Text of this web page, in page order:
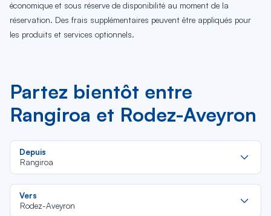
économique et sous réserve de disponibilité au moment de la
réservation. Des frais supplémentaires peuvent être appliqués pour
les produits et services optionnels.
Partez bientôt entre
Rangiroa et Rodez-Aveyron
Depuis
Rangiroa
Vers
Rodez-Aveyron